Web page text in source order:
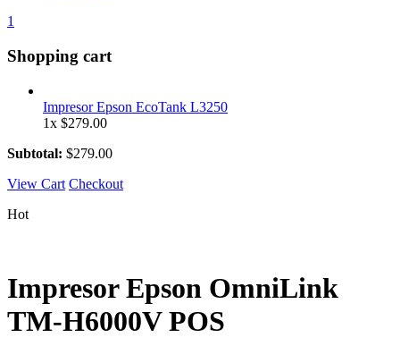
1
Shopping cart
Impresor Epson EcoTank L3250
1x $279.00
Subtotal: $279.00
View Cart Checkout
Hot
Impresor Epson OmniLink
TM-H6000V POS